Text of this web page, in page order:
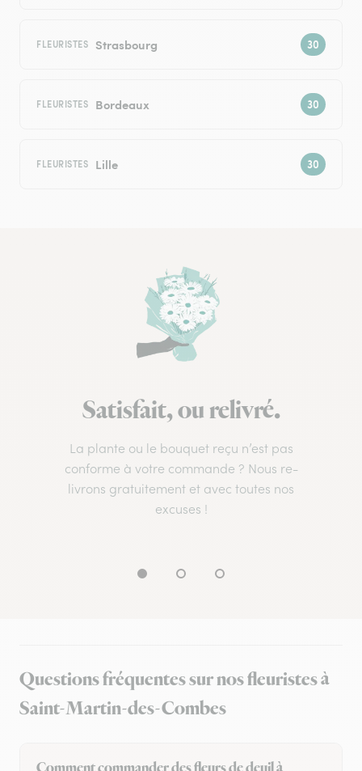
FLEURISTES Strasbourg
FLEURISTES Bordeaux
FLEURISTES Lille
Satisfait, ou relivré.
La plante ou le bouquet reçu n’est pas
conforme à votre commande ? Nous re-
livrons gratuitement et avec toutes nos
excuses !
Questions fréquentes sur nos fleuristes à
Saint-Martin-des-Combes